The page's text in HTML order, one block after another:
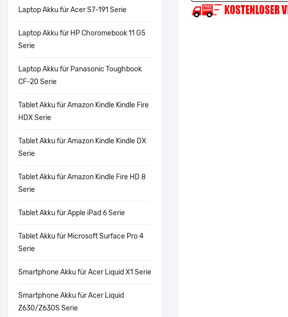
Laptop Akku für Acer S7-191 Serie
Laptop Akku für HP Choromebook 11 G5
Serie
Laptop Akku für Panasonic Toughbook
CF-20 Serie
Tablet Akku für Amazon Kindle Kindle Fire
HDX Serie
Tablet Akku für Amazon Kindle Kindle DX
Serie
Tablet Akku für Amazon Kindle Fire HD 8
Serie
Tablet Akku für Apple iPad 6 Serie
Tablet Akku für Microsoft Surface Pro 4
Serie
Smartphone Akku für Acer Liquid X1 Serie
Smartphone Akku für Acer Liquid
Z630/Z630S Serie